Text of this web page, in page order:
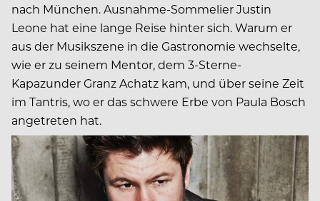
nach München. Ausnahme-Sommelier Justin
Leone hat eine lange Reise hinter sich. Warum er
aus der Musikszene in die Gastronomie wechselte,
wie er zu seinem Mentor, dem 3-Sterne-
Kapazunder Granz Achatz kam, und über seine Zeit
im Tantris, wo er das schwere Erbe von Paula Bosch
angetreten hat.